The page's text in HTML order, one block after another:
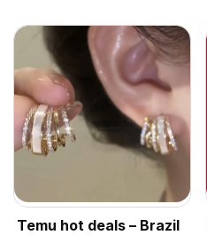
Temu hot deals – Brazil